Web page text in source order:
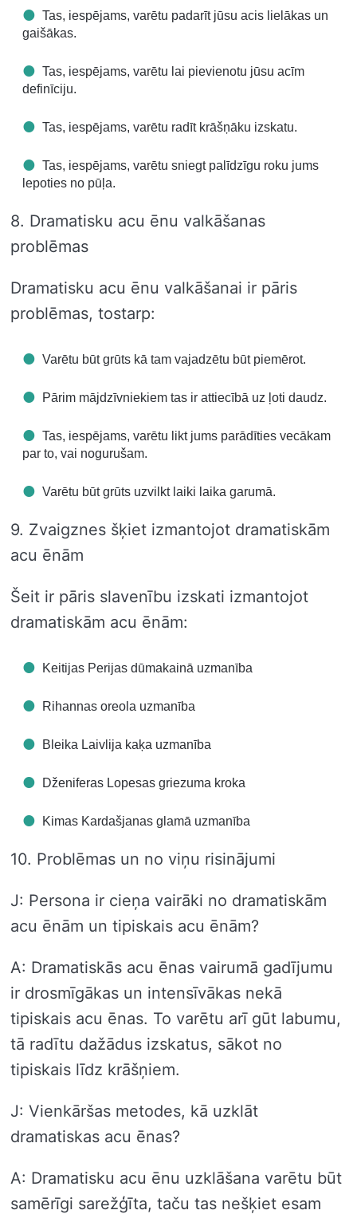
Tas, iespējams, varētu padarīt jūsu acis lielākas un
gaišākas.
Tas, iespējams, varētu lai pievienotu jūsu acīm
definīciju.
Tas, iespējams, varētu radīt krāšņāku izskatu.
Tas, iespējams, varētu sniegt palīdzīgu roku jums
lepoties no pūļa.
8. Dramatisku acu ēnu valkāšanas
problēmas
Dramatisku acu ēnu valkāšanai ir pāris
problēmas, tostarp:
Varētu būt grūts kā tam vajadzētu būt piemērot.
Pārim mājdzīvniekiem tas ir attiecībā uz ļoti daudz.
Tas, iespējams, varētu likt jums parādīties vecākam
par to, vai nogurušam.
Varētu būt grūts uzvilkt laiki laika garumā.
9. Zvaigznes šķiet izmantojot dramatiskām
acu ēnām
Šeit ir pāris slavenību izskati izmantojot
dramatiskām acu ēnām:
Keitijas Perijas dūmakainā uzmanība
Rihannas oreola uzmanība
Bleika Laivlija kaķa uzmanība
Dženiferas Lopesas griezuma kroka
Kimas Kardašjanas glamā uzmanība
10. Problēmas un no viņu risinājumi
J: Persona ir cieņa vairāki no dramatiskām
acu ēnām un tipiskais acu ēnām?
A: Dramatiskās acu ēnas vairumā gadījumu
ir drosmīgākas un intensīvākas nekā
tipiskais acu ēnas. To varētu arī gūt labumu,
tā radītu dažādus izskatus, sākot no
tipiskais līdz krāšņiem.
J: Vienkāršas metodes, kā uzklāt
dramatiskas acu ēnas?
A: Dramatisku acu ēnu uzklāšana varētu būt
samērīgi sarežģīta, taču tas nešķiet esam